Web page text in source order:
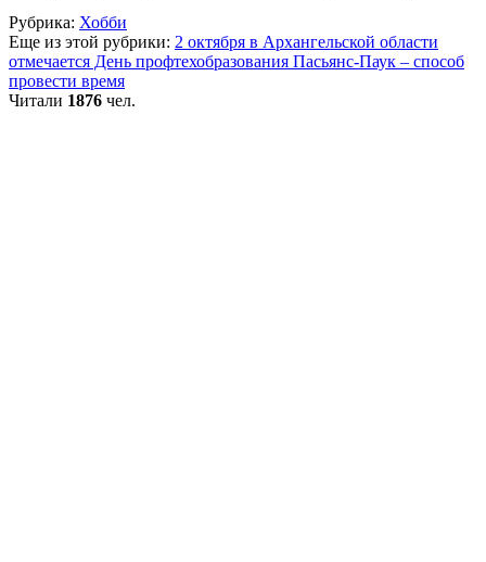
Рубрика: Хобби
Еще из этой рубрики: 2 октября в Архангельской области
отмечается День профтехобразования Пасьянс-Паук – способ
провести время
Читали 1876 чел.